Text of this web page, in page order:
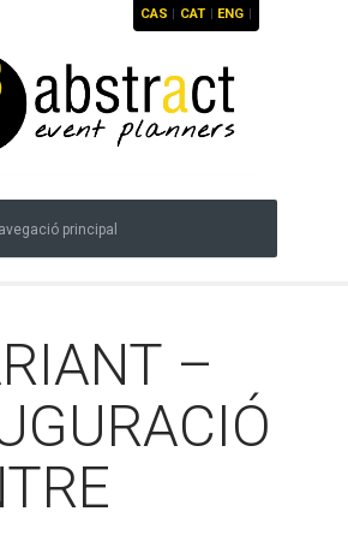
CAS | CAT | ENG |
principal
–